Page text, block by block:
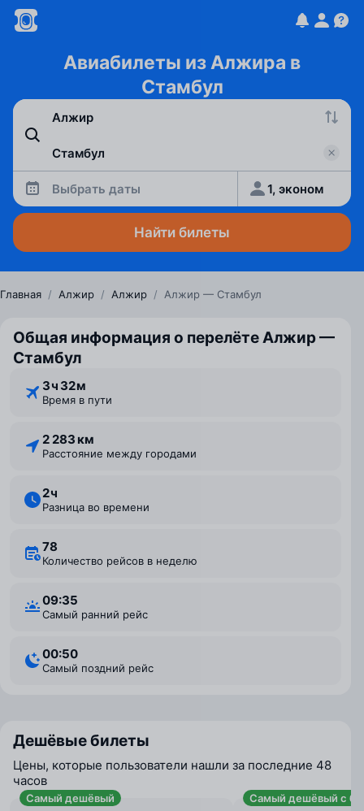
Авиабилеты из Алжира в
Стамбул
Выбрать даты 1, эконом
Найти билеты
Главная / Алжир / Алжир / Алжир — Стамбул
Общая информация о перелёте Алжир —
Стамбул
3 ⁠ч 32 ⁠м
Время в пути
2 283 км
Расстояние между городами
2 ⁠ч
Разница во времени
78
Количество рейсов в неделю
09:35
Самый ранний рейс
00:50
Самый поздний рейс
Дешёвые билеты
Цены, которые пользователи нашли за последние 48
часов
Самый дешёвый Самый дешёвый с